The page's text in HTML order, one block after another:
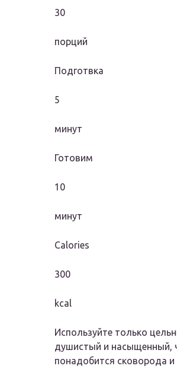
30
порций
Подготвка
5
минут
Готовим
10
минут
Calories
300
kcal
Используйте только
душистый и насыщенный,
понадобится сковорода